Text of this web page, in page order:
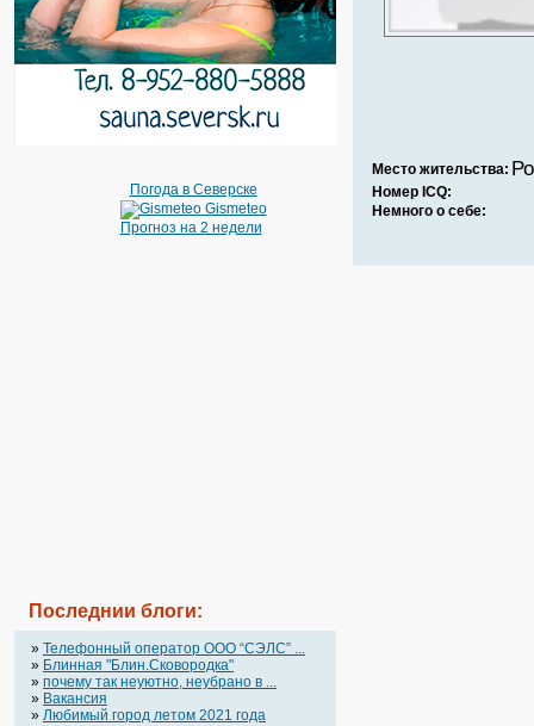
Погода в Северске
Gismeteo
Прогноз на 2 недели
Последнии блоги:
» Телефонный оператор OOO “СЭЛС” ...
» Блинная "Блин.Сковородка"
» почему так неуютно, неубрано в ...
» Вакансия
» Любимый город летом 2021 года
Место жительства:
Номер ICQ:
Немного о себе: